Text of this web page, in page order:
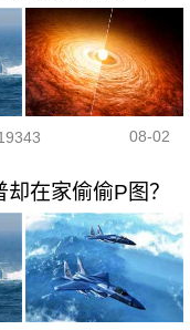
08-02
在家偷偷P图？